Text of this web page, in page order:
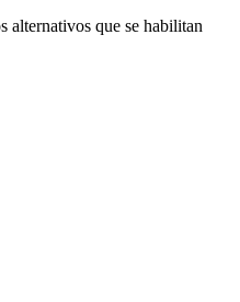
alternativos que se habilitan